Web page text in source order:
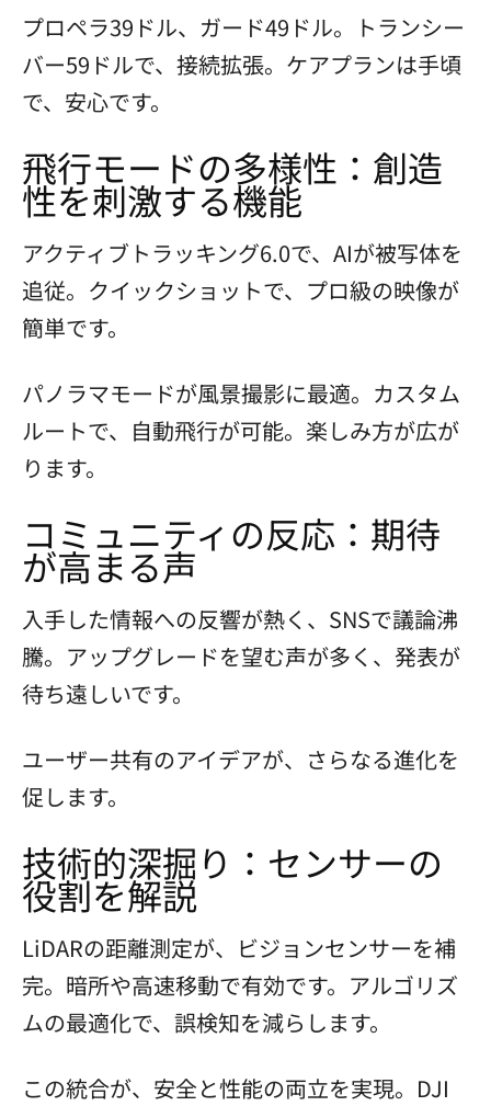
プロペラ39ドル、ガード49ドル。トランシー
バー59ドルで、接続拡張。ケアプランは手頃
で、安心です。
飛行モードの多様性：創造
性を刺激する機能
アクティブトラッキング6.0で、AIが被写体を
追従。クイックショットで、プロ級の映像が
簡単です。
パノラマモードが風景撮影に最適。カスタム
ルートで、自動飛行が可能。楽しみ方が広が
ります。
コミュニティの反応：期待
が高まる声
入手した情報への反響が熱く、SNSで議論沸
騰。アップグレードを望む声が多く、発表が
待ち遠しいです。
ユーザー共有のアイデアが、さらなる進化を
促します。
技術的深掘り：センサーの
役割を解説
LiDARの距離測定が、ビジョンセンサーを補
完。暗所や高速移動で有効です。アルゴリズ
ムの最適化で、誤検知を減らします。
この統合が、安全と性能の両立を実現。DJI